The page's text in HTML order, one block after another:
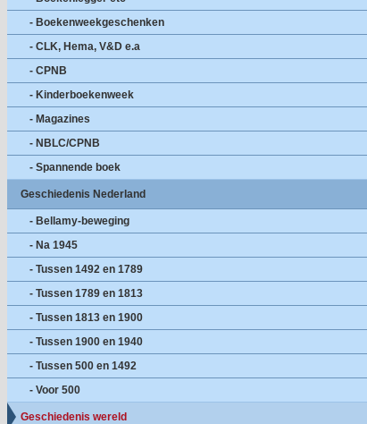
- Boekenweekgeschenken
- CLK, Hema, V&D e.a
- CPNB
- Kinderboekenweek
- Magazines
- NBLC/CPNB
- Spannende boek
Geschiedenis Nederland
- Bellamy-beweging
- Na 1945
- Tussen 1492 en 1789
- Tussen 1789 en 1813
- Tussen 1813 en 1900
- Tussen 1900 en 1940
- Tussen 500 en 1492
- Voor 500
Geschiedenis wereld